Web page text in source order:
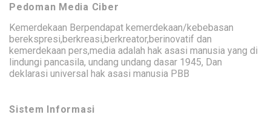
Pedoman Media Ciber
Kemerdekaan Berpendapat kemerdekaan/kebebasan
berekspresi,berkreasi,berkreator,berinovatif dan
kemerdekaan pers,media adalah hak asasi manusia yang di
lindungi pancasila, undang undang dasar 1945, Dan
deklarasi universal hak asasi manusia PBB
Sistem Informasi